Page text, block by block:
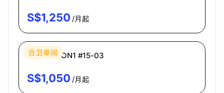
S$1,250 /月起
合卫单间
普通房 ECON1 #15-03
S$1,050 /月起